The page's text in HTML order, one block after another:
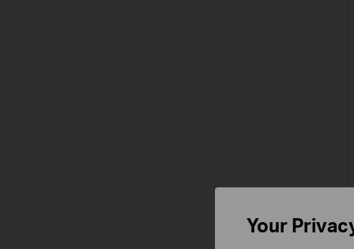
Your